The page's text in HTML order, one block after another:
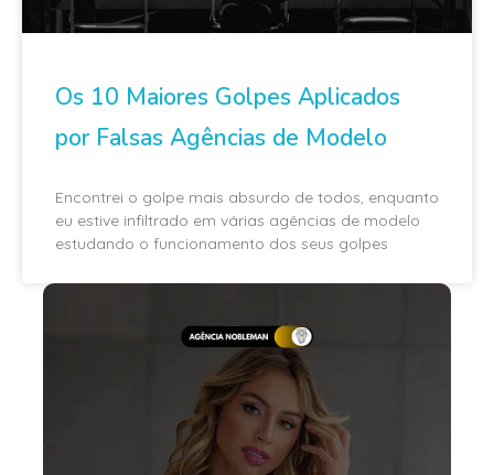
Os 10 Maiores Golpes Aplicados
por Falsas Agências de Modelo
Encontrei o golpe mais absurdo de todos, enquanto
eu estive infiltrado em várias agências de modelo
estudando o funcionamento dos seus golpes